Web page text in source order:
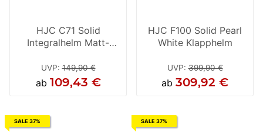
HJC C71 Solid
Integralhelm Matt-
UVP:149,90 €
ab 109,43 €
HJC F100 Solid Pearl
White Klapphelm
UVP:399,90 €
ab 309,92 €
SALE 37% SALE 37%